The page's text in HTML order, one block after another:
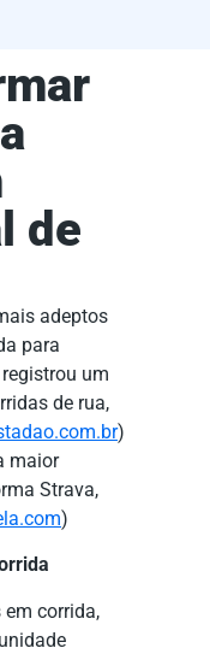
de
adeptos
para
um
de rua,
)
maior
Strava,
)
corrida,